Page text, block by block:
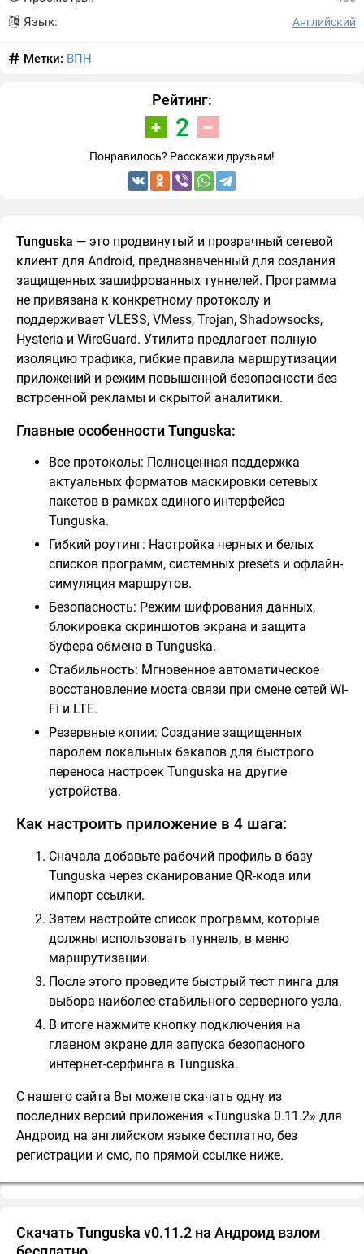
Язык: Английский
Метки: ВПН
Рейтинг:
2
Понравилось? Расскажи друзьям!
Tunguska — это продвинутый и прозрачный сетевой
клиент для Android, предназначенный для создания
защищенных зашифрованных туннелей. Программа
не привязана к конкретному протоколу и
поддерживает VLESS, VMess, Trojan, Shadowsocks,
Hysteria и WireGuard. Утилита предлагает полную
изоляцию трафика, гибкие правила маршрутизации
приложений и режим повышенной безопасности без
встроенной рекламы и скрытой аналитики.
Главные особенности Tunguska:
Все протоколы: Полноценная поддержка
актуальных форматов маскировки сетевых
пакетов в рамках единого интерфейса
Tunguska.
Гибкий роутинг: Настройка черных и белых
списков программ, системных presets и офлайн-
симуляция маршрутов.
Безопасность: Режим шифрования данных,
блокировка скриншотов экрана и защита
буфера обмена в Tunguska.
Стабильность: Мгновенное автоматическое
восстановление моста связи при смене сетей Wi-
Fi и LTE.
Резервные копии: Создание защищенных
паролем локальных бэкапов для быстрого
переноса настроек Tunguska на другие
устройства.
Как настроить приложение в 4 шага:
Сначала добавьте рабочий профиль в базу
Tunguska через сканирование QR-кода или
импорт ссылки.
Затем настройте список программ, которые
должны использовать туннель, в меню
маршрутизации.
После этого проведите быстрый тест пинга для
выбора наиболее стабильного серверного узла.
В итоге нажмите кнопку подключения на
главном экране для запуска безопасного
интернет-серфинга в Tunguska.
С нашего сайта Вы можете скачать одну из
последних версий приложения «Tunguska 0.11.2» для
Андроид на английском языке бесплатно, без
регистрации и смс, по прямой ссылке ниже.
Скачать Tunguska v0.11.2 на Андроид взлом